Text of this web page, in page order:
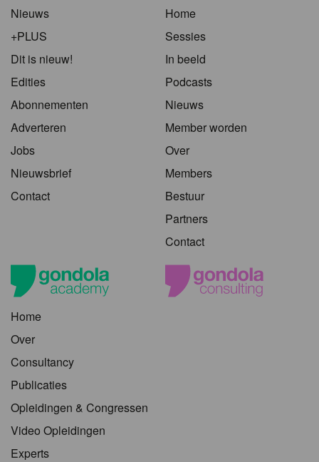
Nieuws
+PLUS
Dit is nieuw!
Edities
Abonnementen
Adverteren
Jobs
Nieuwsbrief
Contact
Home
Sessies
In beeld
Podcasts
Nieuws
Member worden
Over
Members
Bestuur
Partners
Contact
Home
Over
Consultancy
Publicaties
Opleidingen & Congressen
Video Opleidingen
Experts